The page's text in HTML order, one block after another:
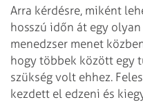
Arra kérdésre, miként
hosszú időn át egy
menedzser menet
hogy többek között egy
szükség volt ehhez.
kezdett el edzeni és